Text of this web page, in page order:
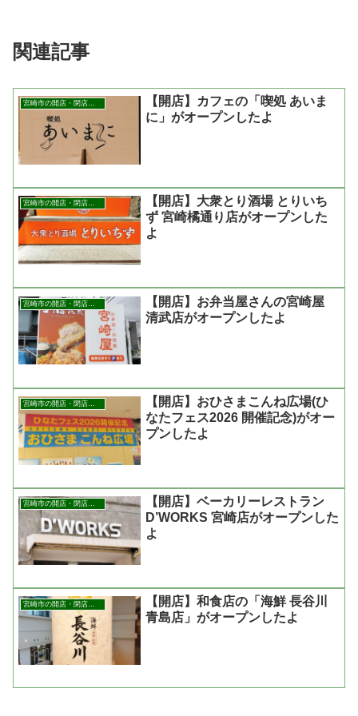
関連記事
宮崎市の開店・閉店まとめ
【開店】カフェの「喫処 あいま
に」がオープンしたよ
宮崎市の開店・閉店まとめ
【開店】大衆とり酒場 とりいち
ず 宮崎橘通り店がオープンした
よ
【開店】お弁当屋さんの宮崎屋
清武店がオープンしたよ
【開店】おひさまこんね広場(ひ
なたフェス2026 開催記念)がオー
プンしたよ
宮崎市の開店・閉店まとめ
【開店】ベーカリーレストラン
D’WORKS 宮崎店がオープンした
よ
【開店】和食店の「海鮮 長谷川
青島店」がオープンしたよ